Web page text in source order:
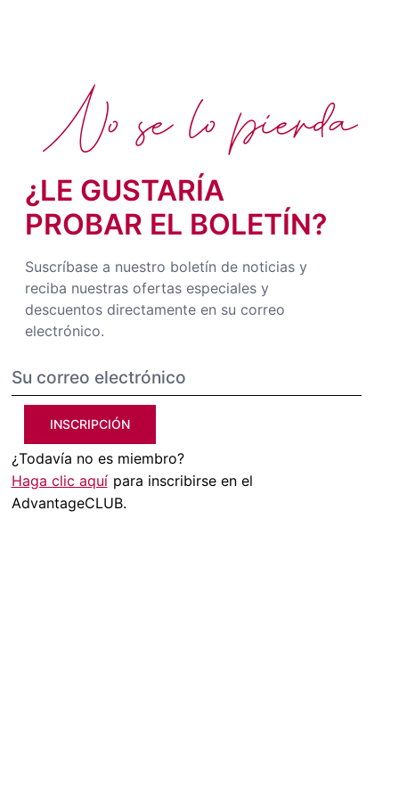
¿LE GUSTARÍA
PROBAR EL BOLETÍN?
Suscríbase a nuestro boletín de noticias y
reciba nuestras ofertas especiales y
descuentos directamente en su correo
electrónico.
INSCRIPCIÓN
¿Todavía no es miembro?
Haga clic aquí para inscribirse en el
AdvantageCLUB.
No se lo pierda